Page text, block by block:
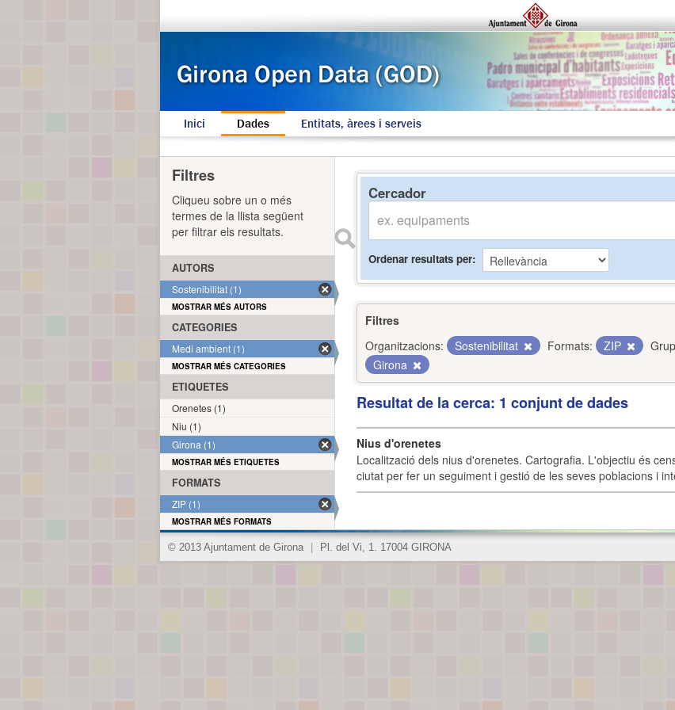
Inici Dades Entitats, àrees i serveis
Cercador
Ordenar resultats per
Filtres
Organitzacions:
Sostenibilitat Formats: ZIP
Girona
Resultat de la cerca: 1 conjunt de dades
Nius d'orenetes
Localització dels nius d'orenetes. Cartografia. L'objectiu és
ciutat per fer un seguiment i gestió de les seves poblacions i
Filtres
Cliqueu sobre un o més
termes de la llista següent
per filtrar els resultats.
AUTORS
Sostenibilitat (1)
MOSTRAR MÉS AUTORS
CATEGORIES
Medi ambient (1)
MOSTRAR MÉS CATEGORIES
ETIQUETES
Orenetes (1)
Niu (1)
Girona (1)
MOSTRAR MÉS ETIQUETES
FORMATS
ZIP (1)
MOSTRAR MÉS FORMATS
© 2013 Ajuntament de Girona Pl. del Vi, 1. 17004 GIRONA